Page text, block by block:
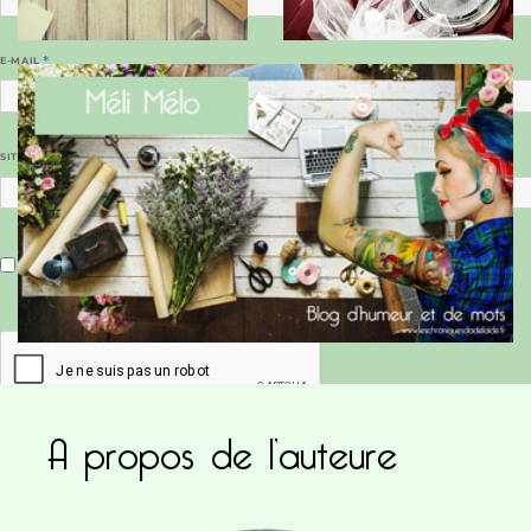
E-MAIL*
SITE WEB
Enregistrer mon nom, mon e-mail et mon site dans le navigateur pour mon prochain commentaire.
Ce site utilise Akismet pour réduire les
commentaires sont traitées.
A propos de l’auteure